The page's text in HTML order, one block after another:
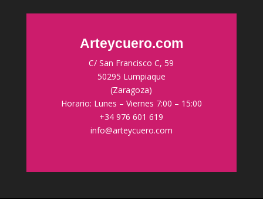
Arteycuero.com
C/ San Francisco C, 59
50295 Lumpiaque
(Zaragoza)
Horario: Lunes – Viernes 7:00 – 15:00
+34 976 601 619
info@arteycuero.com